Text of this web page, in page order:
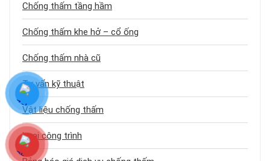
Chống thấm tầng hầm
Chống thấm khe hở – cổ ống
Chống thấm nhà cũ
Tư vấn kỹ thuật
Vật liệu chống thấm
Loại công trình